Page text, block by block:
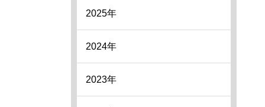
2025年
2024年
2023年